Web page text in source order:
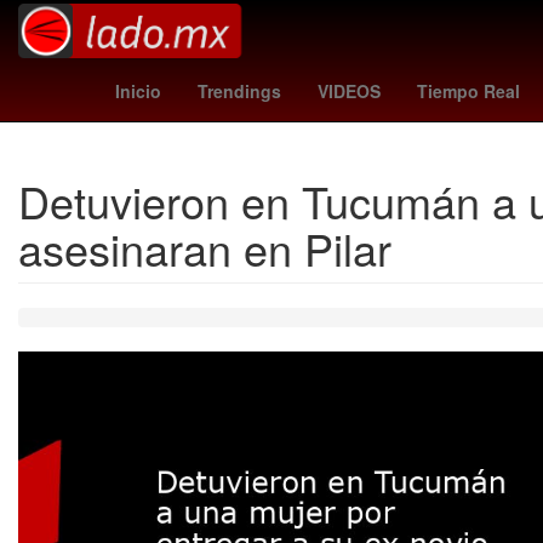
Inicio Trendings VIDEOS Tiempo Real
nyc fc - santos Rogelio Funes Mori
Detuvieron en Tucumán
asesinaran en Pilar